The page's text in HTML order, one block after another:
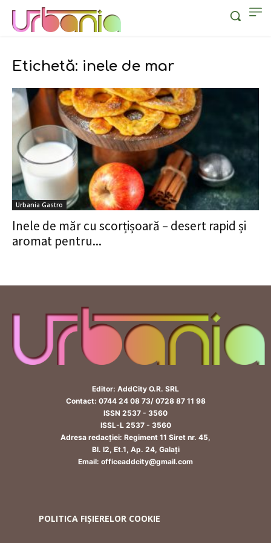
Etichetă: inele de mar
Urbania Gastro
Inele de măr cu scorțișoară – desert rapid și
aromat pentru...
Editor: AddCity O.R. SRL
Contact: 0744 24 08 73/ 0728 87 11 98
ISSN 2537 - 3560
ISSL-L 2537 - 3560
Adresa redacției: Regiment 11 Siret nr. 45,
Bl. I2, Et.1, Ap. 24, Galați
Email: officeaddcity@gmail.com
POLITICA FIȘIERELOR COOKIE